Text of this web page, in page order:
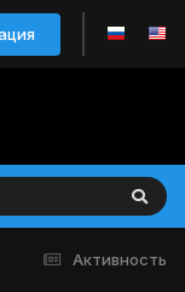
Активность